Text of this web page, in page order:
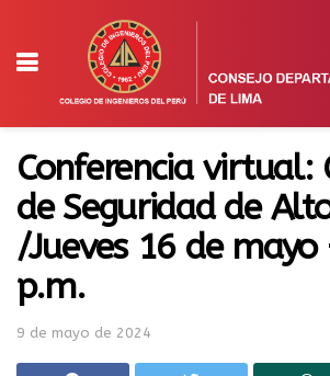
Conferencia virtual:
de Seguridad de
/Jueves 16 de mayo
p.m.
9 de mayo de 2024